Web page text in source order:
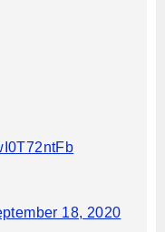
18, 2020